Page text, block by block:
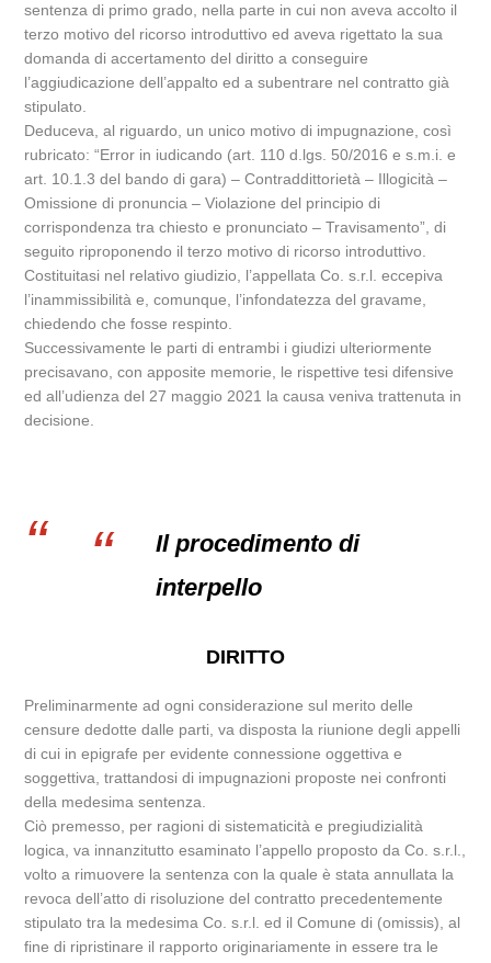
sentenza di primo grado, nella parte in cui non aveva accolto il
terzo motivo del ricorso introduttivo ed aveva rigettato la sua
domanda di accertamento del diritto a conseguire
l’aggiudicazione dell’appalto ed a subentrare nel contratto già
stipulato.
Deduceva, al riguardo, un unico motivo di impugnazione, così
rubricato: “Error in iudicando (art. 110 d.lgs. 50/2016 e s.m.i. e
art. 10.1.3 del bando di gara) – Contraddittorietà – Illogicità –
Omissione di pronuncia – Violazione del principio di
corrispondenza tra chiesto e pronunciato – Travisamento”, di
seguito riproponendo il terzo motivo di ricorso introduttivo.
Costituitasi nel relativo giudizio, l’appellata Co. s.r.l. eccepiva
l’inammissibilità e, comunque, l’infondatezza del gravame,
chiedendo che fosse respinto.
Successivamente le parti di entrambi i giudizi ulteriormente
precisavano, con apposite memorie, le rispettive tesi difensive
ed all’udienza del 27 maggio 2021 la causa veniva trattenuta in
decisione.
Il procedimento di
interpello
DIRITTO
Preliminarmente ad ogni considerazione sul merito delle
censure dedotte dalle parti, va disposta la riunione degli appelli
di cui in epigrafe per evidente connessione oggettiva e
soggettiva, trattandosi di impugnazioni proposte nei confronti
della medesima sentenza.
Ciò premesso, per ragioni di sistematicità e pregiudizialità
logica, va innanzitutto esaminato l’appello proposto da Co. s.r.l.,
volto a rimuovere la sentenza con la quale è stata annullata la
revoca dell’atto di risoluzione del contratto precedentemente
stipulato tra la medesima Co. s.r.l. ed il Comune di (omissis), al
fine di ripristinare il rapporto originariamente in essere tra le